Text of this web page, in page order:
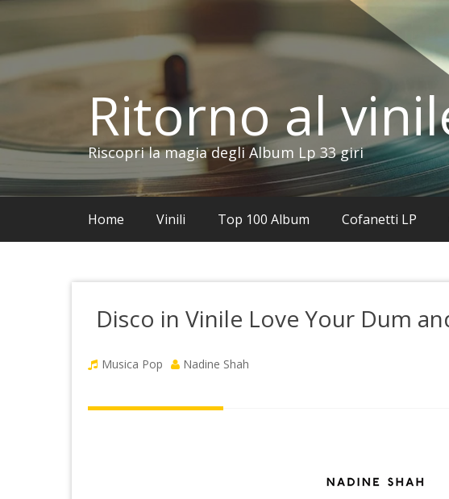
contenuto
Ritorno al
Riscopri la magia degli Album Lp 33 giri
Home Vinili Top 100 Album Cofanetti LP
Disco in Vinile Love Your Dum
Musica Pop Nadine Shah